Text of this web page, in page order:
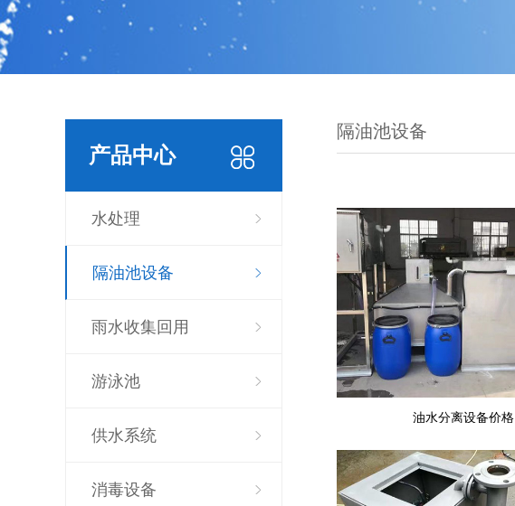
产品中心
水处理
隔油池设备
雨水收集回用
游泳池
供水系统
消毒设备
隔油池设备
油水分离设备价格